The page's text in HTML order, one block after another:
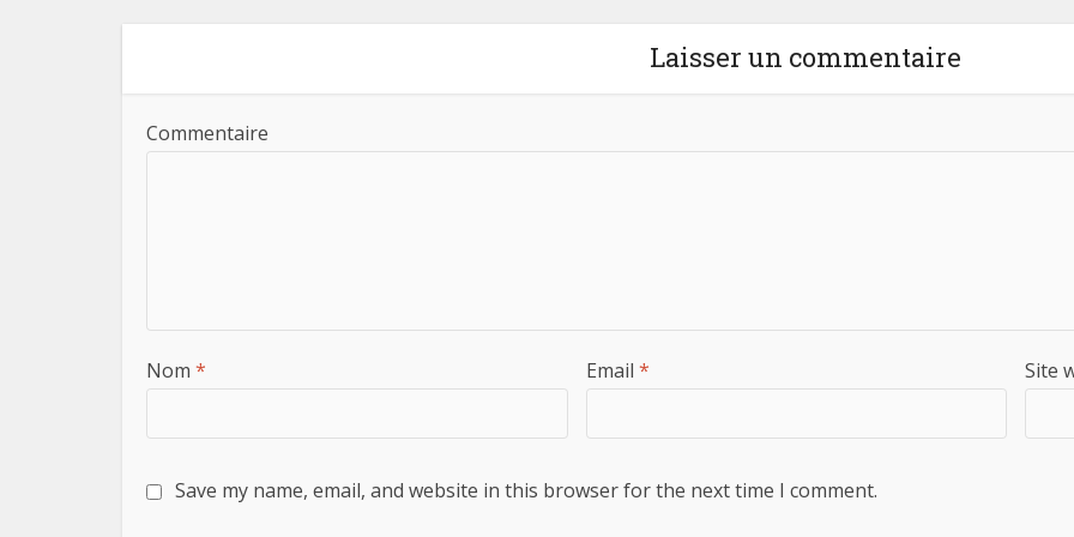
Laisser un commentaire
Commentaire
Nom * Email * Site
Save my name, email, and website in this browser for the next time I comment.